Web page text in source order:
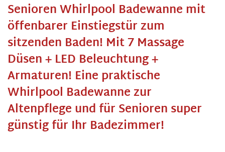
Senioren Whirlpool Badewanne mit
öffenbarer Einstiegstür zum
sitzenden Baden! Mit 7 Massage
Düsen + LED Beleuchtung +
Armaturen! Eine praktische
Whirlpool Badewanne zur
Altenpflege und für Senioren super
günstig für Ihr Badezimmer!